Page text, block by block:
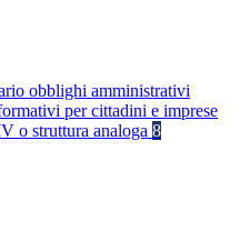
obblighi amministrativi
per cittadini e imprese
o struttura analoga 8